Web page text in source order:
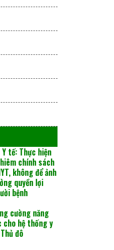
Y tế: Thực hiện
chính sách
không để ảnh
quyền lợi
bệnh
cường năng
cho hệ thống y
đô